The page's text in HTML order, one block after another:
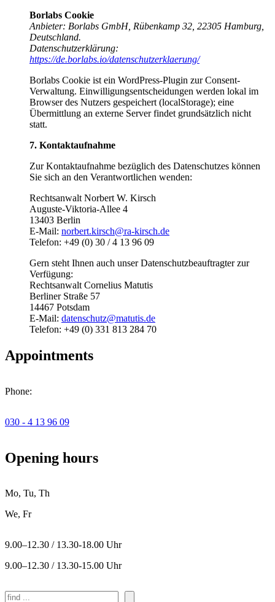
Borlabs Cookie
Anbieter: Borlabs GmbH, Rübenkamp 32, 22305 Hamburg,
Deutschland.
Datenschutzerklärung:
https://de.borlabs.io/datenschutzerklaerung/
Borlabs Cookie ist ein WordPress-Plugin zur Consent-
Verwaltung. Einwilligungsentscheidungen werden lokal im
Browser des Nutzers gespeichert (localStorage); eine
Übermittlung an externe Server findet grundsätzlich nicht
statt.
7. Kontaktaufnahme
Zur Kontaktaufnahme bezüglich des Datenschutzes können
Sie sich an den Verantwortlichen wenden:
Rechtsanwalt Norbert W. Kirsch
Auguste-Viktoria-Allee 4
13403 Berlin
E-Mail: norbert.kirsch@ra-kirsch.de
Telefon: +49 (0) 30 / 4 13 96 09
Gern steht Ihnen auch unser Datenschutzbeauftragter zur
Verfügung:
Rechtsanwalt Cornelius Matutis
Berliner Straße 57
14467 Potsdam
E-Mail: datenschutz@matutis.de
Telefon: +49 (0) 331 813 284 70
Appointments
Phone:
030 - 4 13 96 09
Opening hours
Mo, Tu, Th
We, Fr
9.00–12.30 / 13.30-18.00 Uhr
9.00–12.30 / 13.30-15.00 Uhr
Search